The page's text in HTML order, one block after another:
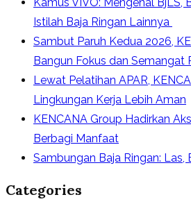
Istilah Baja Ringan Lainnya
Sambut Paruh Kedua 2026,
Bangun Fokus dan Semangat
Lewat Pelatihan APAR,
Lingkungan Kerja Lebih Aman
KENCANA Group Hadirkan
Berbagi Manfaat
Sambungan Baja Ringan: Las,
Categories